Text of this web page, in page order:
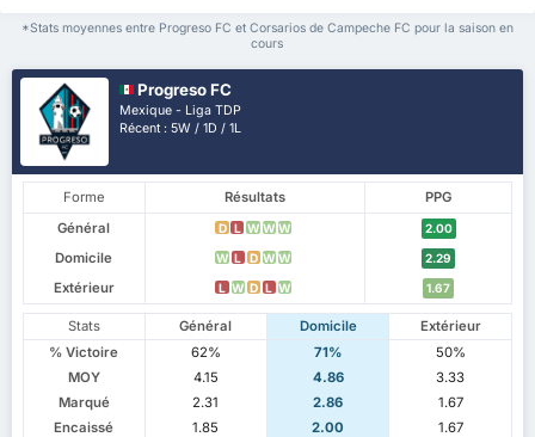
*Stats moyennes entre Progreso FC et Corsarios de Campeche FC pour la saison en
cours
Progreso FC
Mexique - Liga TDP
Récent : 5W / 1D / 1L
Forme Résultats
PPG
Général
D L W W W 2.00
Domicile W L D W W 2.29
Extérieur L W D L W 1.67
Stats Général Domicile
Extérieur
% Victoire
62% 71%
50%
MOY
4.15 4.86
3.33
Marqué
2.31 2.86
1.67
Encaissé
1.85 2.00
1.67